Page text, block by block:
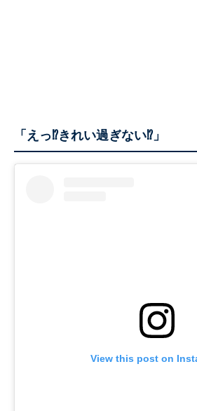
「えっ⁉きれい過ぎない⁉」
View this post on